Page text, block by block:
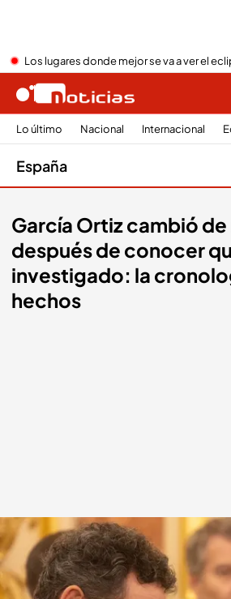
Los lugares donde mejor se va a ver el
Lo último Nacional Internacional
España
García Ortiz cambió
después de conocer
investigado: la
hechos
El fiscal general del Estado cambió de móvil y
Redacción digital Noticias
03 ENE 2025 - 20:37h.